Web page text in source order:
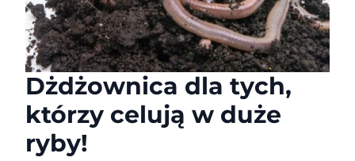
Dżdżownica dla tych,
którzy celują w duże
ryby!